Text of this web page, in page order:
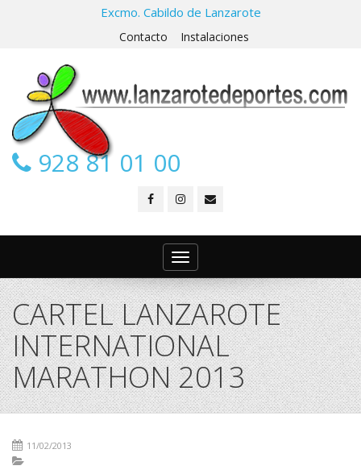
Excmo. Cabildo de Lanzarote
Contacto Instalaciones
928 81 01 00
Toggle
navigation
CARTEL LANZAROTE
INTERNATIONAL
MARATHON 2013
11/02/2013